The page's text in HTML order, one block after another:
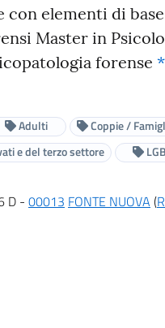
con elementi di base
Master in
forense *
Adulti
Coppie /
e del terzo settore
D - 00013 FONTE NUOVA (